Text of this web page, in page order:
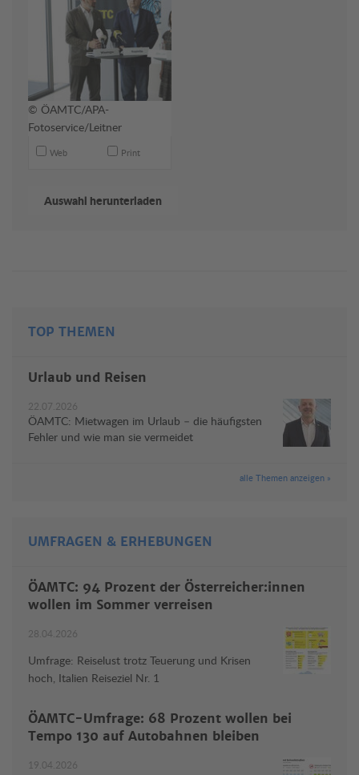
© ÖAMTC/APA-
Fotoservice/Leitner
Web Print
TOP THEMEN
Urlaub und Reisen
22.07.2026
ÖAMTC: Mietwagen im Urlaub – die häufigsten
Fehler und wie man sie vermeidet
alle Themen anzeigen »
UMFRAGEN & ERHEBUNGEN
ÖAMTC: 94 Prozent der Österreicher:innen
wollen im Sommer verreisen
28.04.2026
Umfrage: Reiselust trotz Teuerung und Krisen
hoch, Italien Reiseziel Nr. 1
ÖAMTC-Umfrage: 68 Prozent wollen bei
Tempo 130 auf Autobahnen bleiben
19.04.2026